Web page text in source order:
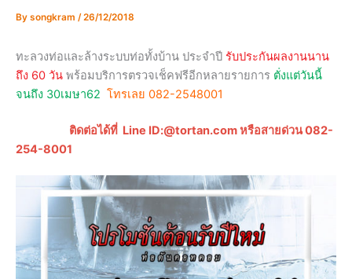
By songkram /26/12/2018
ทะลวงท่อและล้างระบบท่อทั้งบ้าน ประจำปี รับประกันผลงานนาน
ถึง 60 วัน พร้อมบริการตรวจเช็คฟรีอีกหลายรายการ ตั่งแต่วันนี้
จนถึง 30เมษา62 โทรเลย 082-2548001
ติดต่อได้ที่ Line ID:@tortan.com หรือสายด่วน 082-
254-8001